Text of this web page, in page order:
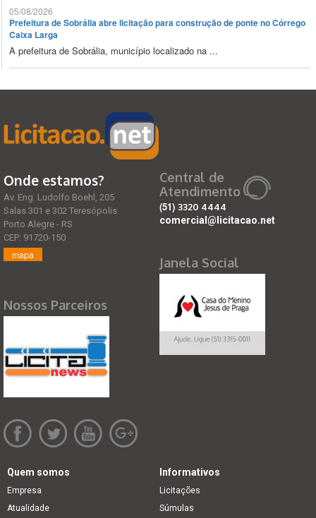
05/08/2026
Prefeitura de Sobrália abre licitação para construção de ponte no Córrego
Caixa Larga
A prefeitura de Sobrália, município localizado na ...
Onde estamos?
Av. Eng. Ludolfo Boehl, 205
Salas 301 e 302 Teresópolis
Porto Alegre - RS
CEP: 91720-150
mapa
Nossos Parceiros
Central de
Atendimento
(51) 3320 4444
comercial@licitacao.net
Janela Social
Quem somos
Empresa
Atualidade
Informativos
Licitações
Súmulas